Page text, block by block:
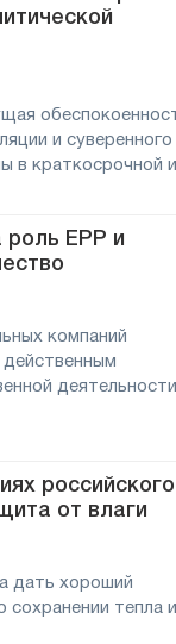
и суверенного
в краткосрочной
роль ЕРР и
компаний
деятельности
российского
от влаги
дать хороший
сохранении тепла и